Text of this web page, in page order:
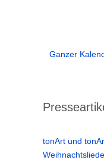
Ganzer
tonArt und